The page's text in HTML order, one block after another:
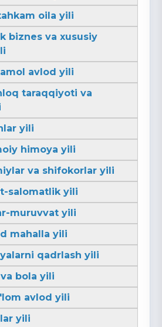
oila yili
biznes va xususiy
avlod yili
taraqqiyoti va
yili
himoya yili
va shifokorlar yili
salomatlik yili
muruvvat yili
mahalla yili
qadrlash yili
bola yili
avlod yili
yili